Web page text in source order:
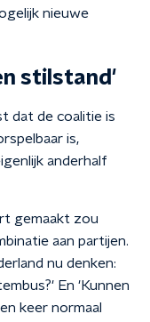
nieuwe
stilstand'
dat de coalitie is
is,
anderhalf
gemaakt zou
aan partijen.
nu denken:
En 'Kunnen
keer normaal